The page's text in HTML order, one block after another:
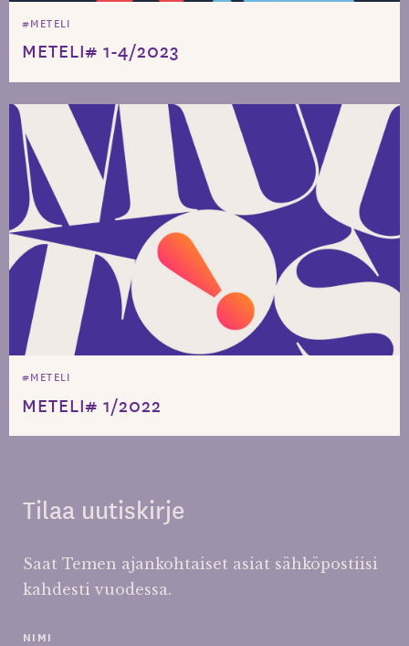
#METELI
METELI# 1-4/2023
#METELI
METELI# 1/2022
Tilaa uutiskirje
Saat Temen ajankohtaiset asiat sähköpostiisi
kahdesti vuodessa.
NIMI